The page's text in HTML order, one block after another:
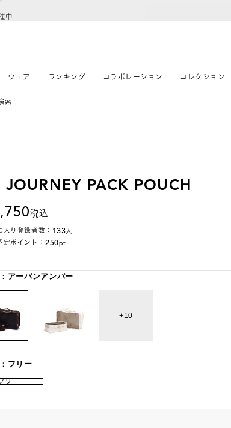
中
ウェア ランキング コラボレーション コレクション
索
PACK POUCH
税込
入り登録者数： 133人
定ポイント：250pt
アーバンアンバー
10
フリー
リー